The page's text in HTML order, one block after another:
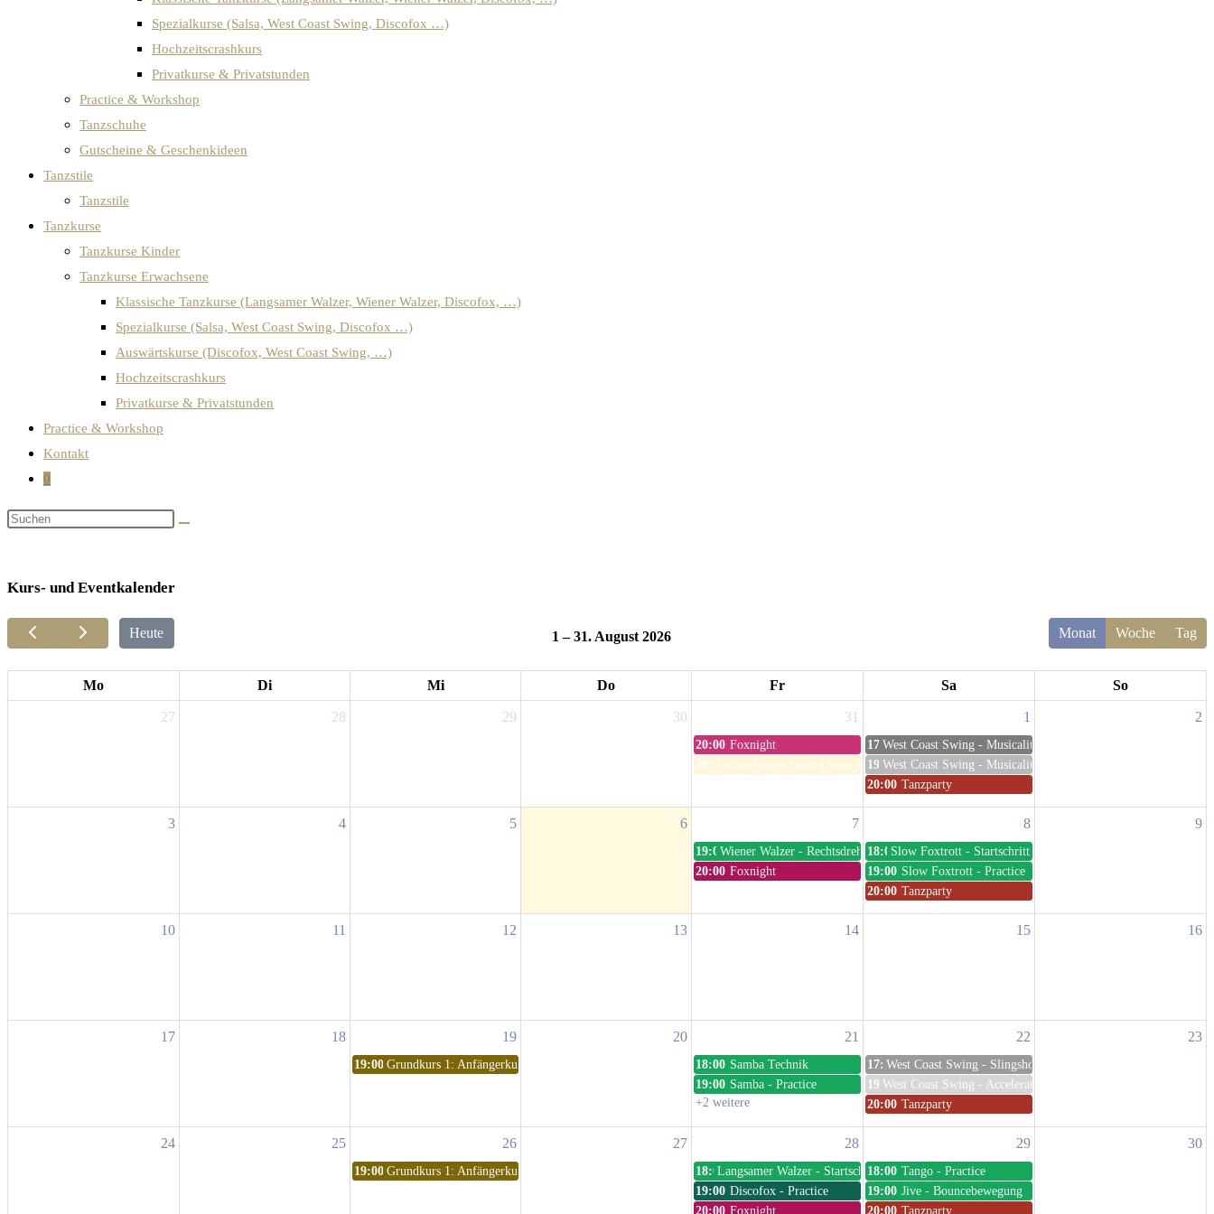
Spezialkurse (Salsa, West Coast Swing, Discofox …)
Hochzeitscrashkurs
Privatkurse & Privatstunden
Practice & Workshop
Tanzschuhe
Gutscheine & Geschenkideen
Tanzstile
Tanzstile
Tanzkurse
Tanzkurse Kinder
Tanzkurse Erwachsene
Klassische Tanzkurse (Langsamer Walzer, Wiener Walzer, Discofox, …)
Spezialkurse (Salsa, West Coast Swing, Discofox …)
Auswärtskurse (Discofox, West Coast Swing, …)
Hochzeitscrashkurs
Privatkurse & Privatstunden
Practice & Workshop
Kontakt
0
Kurs- und Eventkalender
Heute 1 – 31. August 2026 Monat Woche Tag
Mo Di Mi Do Fr Sa So
27 28 29 30 31
20:00 Foxnight
20:00 Latino Dance Night (Salsa &amp; Bachata Practice)
1
17:30West Coast Swing - Musicality: How to hit the one (Marie-
19:15West Coast Swing - Musicality: Contact Impro (Marie-Therese
20:00 Tanzparty
2
3 4 5 6 7
19:00Wiener Walzer - Rechtsdrehung Technik
20:00 Foxnight
8
18:00Slow Foxtrott - Startschritt &amp; Technik
19:00 Slow Foxtrott - Practice
20:00 Tanzparty
9
10 11 12 13 14 15 16
17 18 19
19:00 Grundkurs 1: Anfängerkurs
20 21
18:00 Samba Technik
19:00 Samba - Practice
+2 weitere
22
17:30West Coast Swing - Slingshots (Theresa &amp; Nnamdi)
19:15West Coast Swing - Accelerations &amp; Power Moves
20:00 Tanzparty
23
24 25 26
19:00 Grundkurs 1: Anfängerkurs
27 28
18:00Langsamer Walzer - Startschritt &amp; Technik
19:00 Discofox - Practice
20:00 Foxnight
29
18:00 Tango - Practice
19:00 Jive - Bouncebewegung
20:00 Tanzparty
30